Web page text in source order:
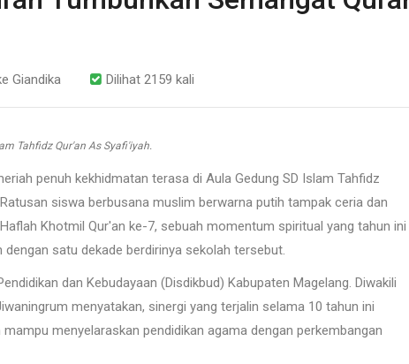
Giandika Dilihat 2159 kali
Tahfidz Qur'an As Syafi'iyah.
penuh kekhidmatan terasa di Aula Gedung SD Islam Tahfidz
siswa berbusana muslim berwarna putih tampak ceria dan
Khotmil Qur'an ke-7, sebuah momentum spiritual yang tahun ini
satu dekade berdirinya sekolah tersebut.
dan Kebudayaan (Disdikbud) Kabupaten Magelang. Diwakili
menyatakan, sinergi yang terjalin selama 10 tahun ini
menyelaraskan pendidikan agama dengan perkembangan